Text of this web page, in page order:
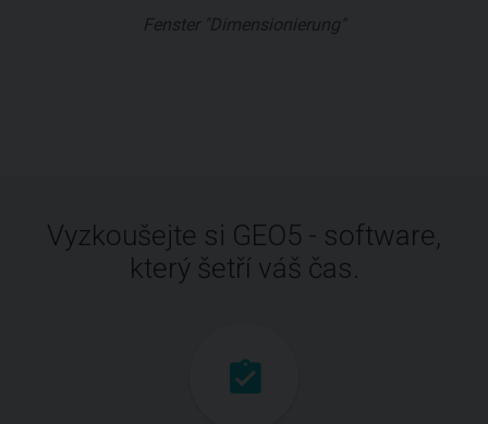
Fenster "Dimensionierung"
Vyzkoušejte si GEO5 - software,
který šetří váš čas.